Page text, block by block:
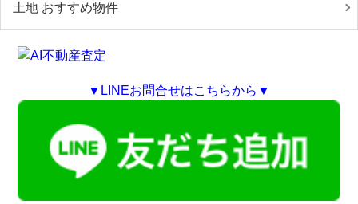
土地 おすすめ物件
▼LINEお問合せはこちらから▼